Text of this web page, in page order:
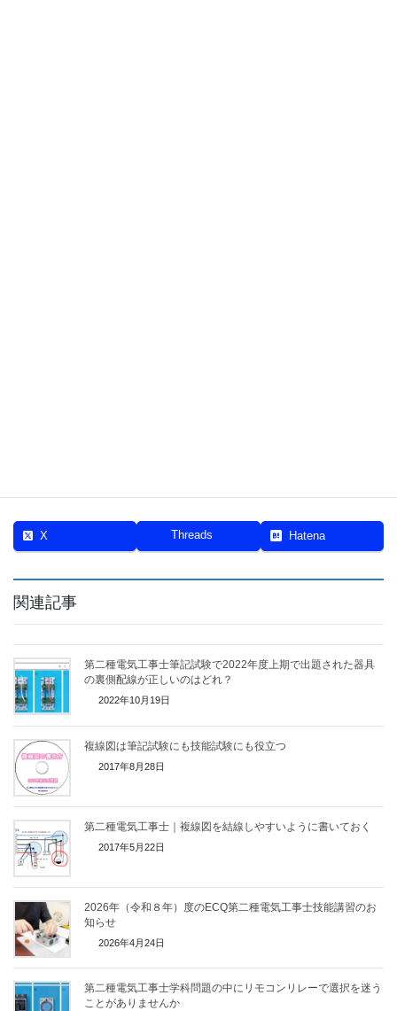
X Threads Hatena
関連記事
第二種電気工事士筆記試験で2022年度上期で出題された器具
の裏側配線が正しいのはどれ？
2022年10月19日
複線図は筆記試験にも技能試験にも役立つ
2017年8月28日
第二種電気工事士｜複線図を結線しやすいように書いておく
2017年5月22日
2026年（令和８年）度のECQ第二種電気工事士技能講習のお
知らせ
2026年4月24日
第二種電気工事士学科問題の中にリモコンリレーで選択を迷う
ことがありませんか